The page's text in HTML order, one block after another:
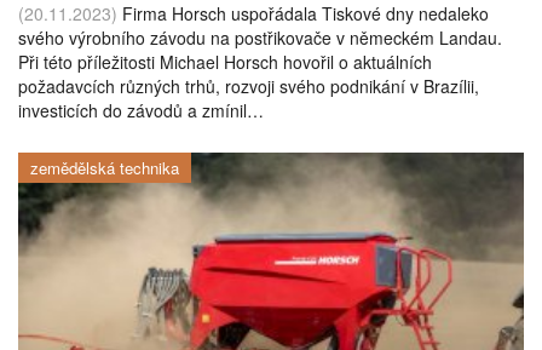
(20.11.2023) Firma Horsch uspořádala Tiskové dny nedaleko
svého výrobního závodu na postřikovače v německém Landau.
Při této příležitosti Michael Horsch hovořil o aktuálních
požadavcích různých trhů, rozvoji svého podnikání v Brazílii,
investicích do závodů a zmínil…
zemědělská technika